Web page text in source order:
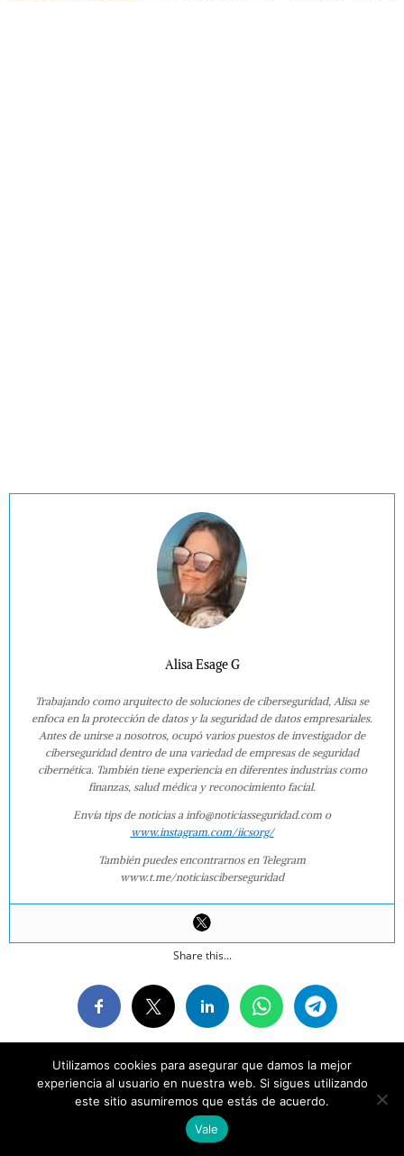
Alisa Esage G
Trabajando como arquitecto de soluciones de ciberseguridad, Alisa se
enfoca en la protección de datos y la seguridad de datos empresariales.
Antes de unirse a nosotros, ocupó varios puestos de investigador de
ciberseguridad dentro de una variedad de empresas de seguridad
cibernética. También tiene experiencia en diferentes industrias como
finanzas, salud médica y reconocimiento facial.
Envía tips de noticias a info@noticiasseguridad.com o
www.instagram.com/iicsorg/
También puedes encontrarnos en Telegram
www.t.me/noticiasciberseguridad
Share this...
2019-
FEBRUARY 9, 2019 IN: ESCANEAR,TUTORIALES
TAGGED:
Utilizamos cookies para asegurar que damos la mejor
experiencia al usuario en nuestra web. Si sigues utilizando
este sitio asumiremos que estás de acuerdo.
Vale